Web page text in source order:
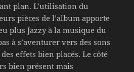
plan. L’utilisation du
pièces de l’album apporte
plus Jazzy à la musique du
à s’aventurer vers des sons
effets bien placés. Le côté
bien présent mais